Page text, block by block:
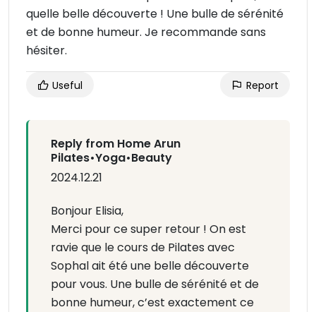
quelle belle découverte ! Une bulle de sérénité
et de bonne humeur. Je recommande sans
hésiter.
Useful Report
Reply from Home Arun
Pilates•Yoga•Beauty
2024.12.21
Bonjour Elisia,
Merci pour ce super retour ! On est
ravie que le cours de Pilates avec
Sophal ait été une belle découverte
pour vous. Une bulle de sérénité et de
bonne humeur, c’est exactement ce